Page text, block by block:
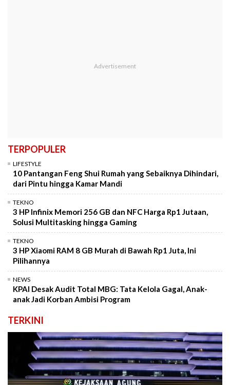
TERPOPULER
LIFESTYLE
10 Pantangan Feng Shui Rumah yang Sebaiknya Dihindari,
dari Pintu hingga Kamar Mandi
TEKNO
3 HP Infinix Memori 256 GB dan NFC Harga Rp1 Jutaan,
Solusi Multitasking hingga Gaming
TEKNO
3 HP Xiaomi RAM 8 GB Murah di Bawah Rp1 Juta, Ini
Pilihannya
NEWS
KPAI Desak Audit Total MBG: Tata Kelola Gagal, Anak-
anak Jadi Korban Ambisi Program
TERKINI